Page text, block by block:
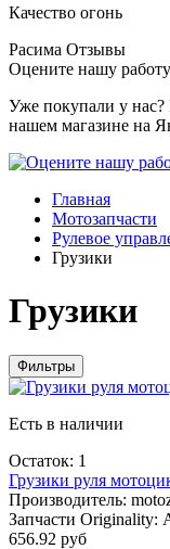
Качество огонь
Расима Отзывы
Оцените нашу работу
Уже покупали у
нашем магазине на
Главная
Мотозапчасти
Рулевое
Грузики
Грузики
Фильтры
Есть в наличии
Остаток: 1
Грузики руля
Производитель:
Запчасти Originality:
656.92 руб